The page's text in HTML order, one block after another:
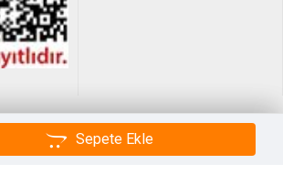
Sepete Ekle
Saklıdır.